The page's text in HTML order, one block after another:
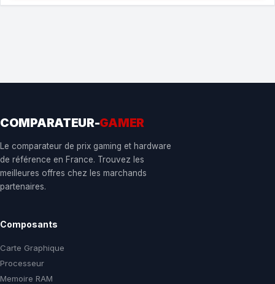
COMPARATEUR-GAMER
Le comparateur de prix gaming et hardware
de référence en France. Trouvez les
meilleures offres chez les marchands
partenaires.
Composants
Carte Graphique
Processeur
Memoire RAM